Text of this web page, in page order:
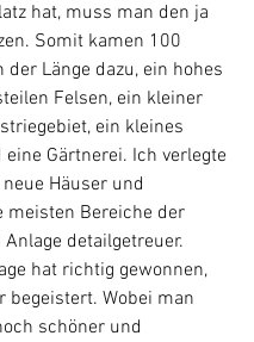
hat, muss man den ja
Somit kamen 100
Länge dazu, ein hohes
Felsen, ein kleiner
ein kleines
Gärtnerei. Ich verlegte
Häuser und
meisten Bereiche der
detailgetreuer.
hat richtig gewonnen,
begeistert. Wobei man
schöner und